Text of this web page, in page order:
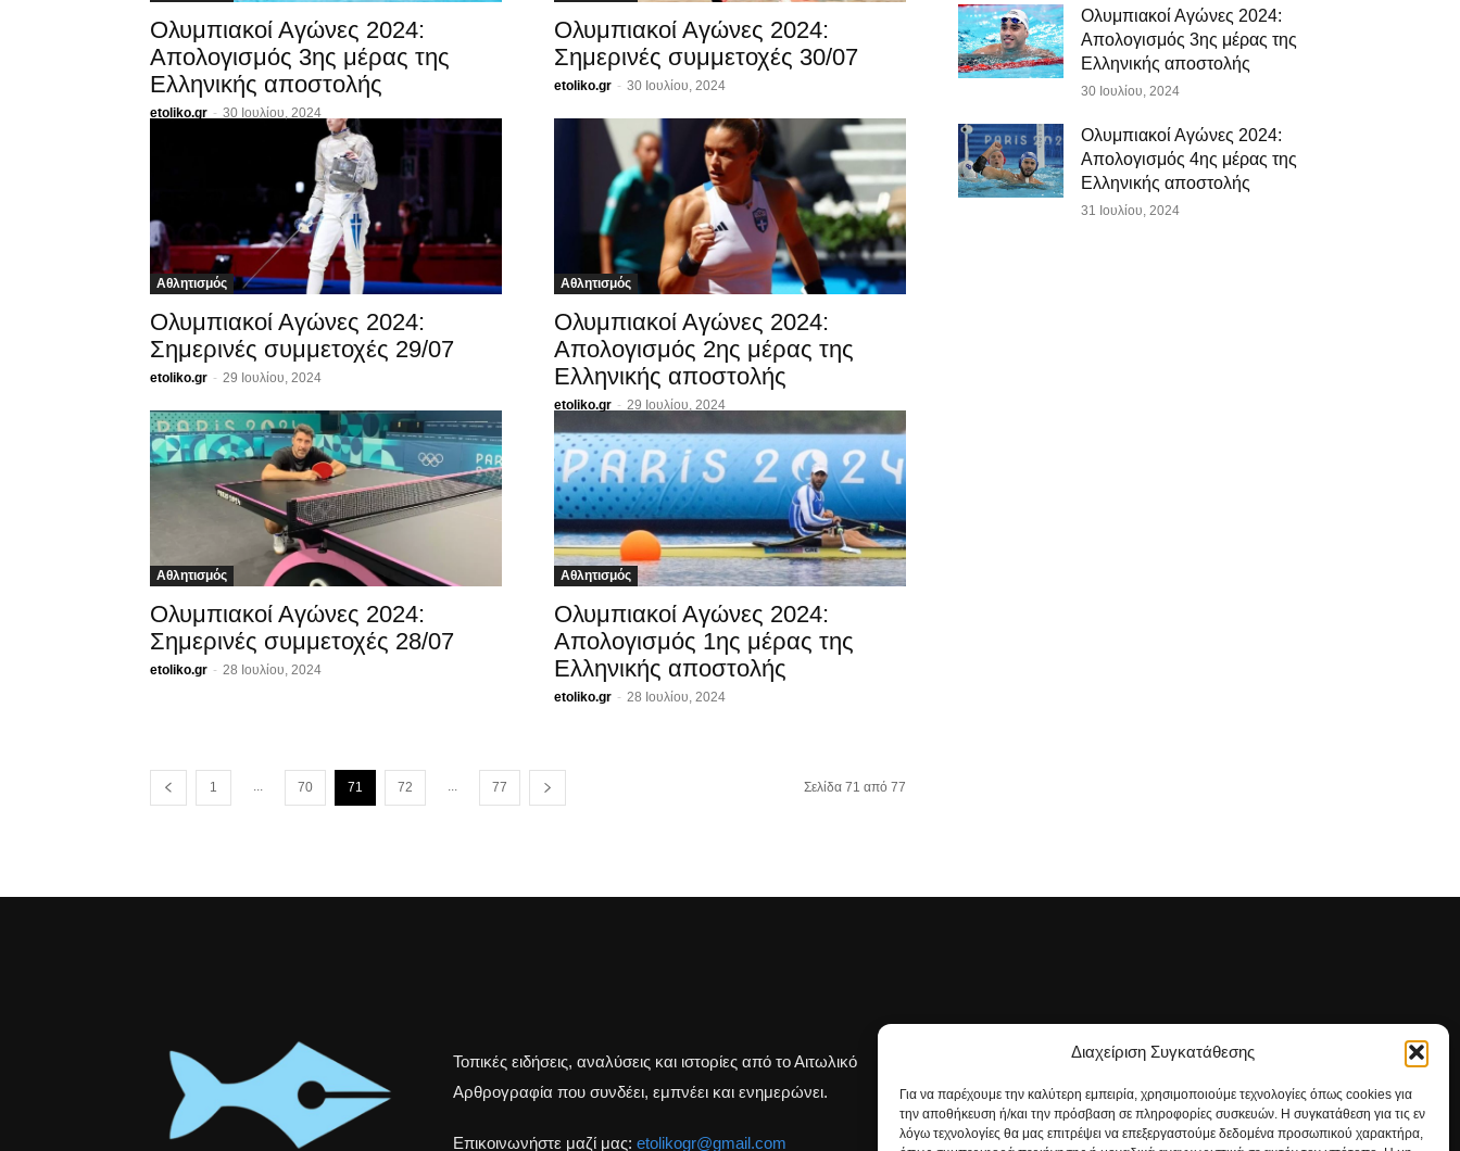
Διαχείριση Συγκατάθεσης
Για να παρέχουμε την καλύτερη εμπειρία, χρησιμοποιούμε τεχνολογίες όπως cookies για
την αποθήκευση ή/και την πρόσβαση σε πληροφορίες συσκευών. Η συγκατάθεση για τις εν
λόγω τεχνολογίες θα μας επιτρέψει να επεξεργαστούμε δεδομένα προσωπικού χαρακτήρα,
Ολυμπιακοί Αγώνες 2024:
Απολογισμός 3ης μέρας της
Ελληνικής αποστολής
etoliko.gr - 30 Ιουλίου, 2024
Ολυμπιακοί Αγώνες 2024:
Σημερινές συμμετοχές 30/07
etoliko.gr - 30 Ιουλίου, 2024
Αθλητισμός
Ολυμπιακοί Αγώνες 2024:
Σημερινές συμμετοχές 29/07
etoliko.gr - 29 Ιουλίου, 2024
Αθλητισμός
Ολυμπιακοί Αγώνες 2024:
Απολογισμός 2ης μέρας της
Ελληνικής αποστολής
etoliko.gr - 29 Ιουλίου, 2024
Αθλητισμός
Ολυμπιακοί Αγώνες 2024:
Σημερινές συμμετοχές 28/07
etoliko.gr - 28 Ιουλίου, 2024
Αθλητισμός
Ολυμπιακοί Αγώνες 2024:
Απολογισμός 1ης μέρας της
Ελληνικής αποστολής
etoliko.gr - 28 Ιουλίου, 2024
1 ... 70 71 72 ... 77 Σελίδα 71 από 77
Ολυμπιακοί Αγώνες 2024:
Απολογισμός 3ης μέρας της
Ελληνικής αποστολής
30 Ιουλίου, 2024
Ολυμπιακοί Αγώνες 2024:
Απολογισμός 4ης μέρας της
Ελληνικής αποστολής
31 Ιουλίου, 2024
Τοπικές ειδήσεις, αναλύσεις και ιστορίες από το Αιτωλικό
Αρθρογραφία που συνδέει, εμπνέει και ενημερώνει.
Επικοινωνήστε μαζί μας: etolikogr@gmail.com